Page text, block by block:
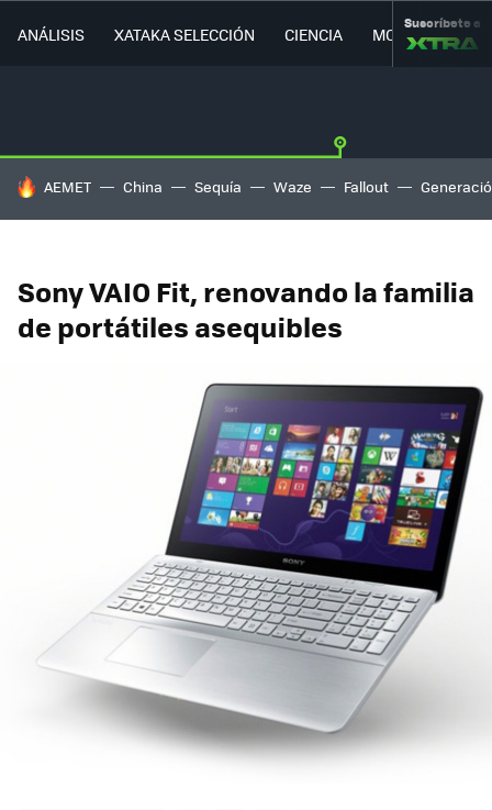
ANÁLISIS XATAKA SELECCIÓN CIENCIA MOVILIDAD
Suscríbete a
HOY SE HABLA DE
AEMET China Sequía Waze Fallout
Sony VAIO Fit, renovando la familia
de portátiles asequibles